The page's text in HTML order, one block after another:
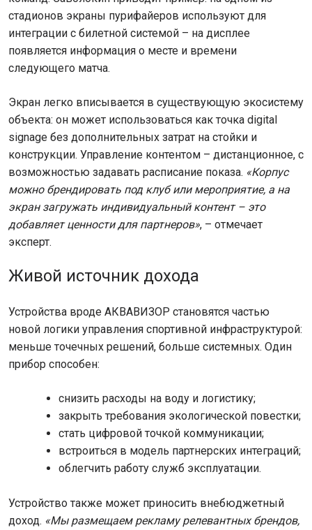
стадионов экраны пурифайеров используют для
интеграции с билетной системой – на дисплее
появляется информация о месте и времени
следующего матча.
Экран легко вписывается в существующую экосистему
объекта: он может использоваться как точка digital
signage без дополнительных затрат на стойки и
конструкции. Управление контентом – дистанционное, с
возможностью задавать расписание показа. «Корпус
можно брендировать под клуб или мероприятие, а на
экран загружать индивидуальный контент – это
добавляет ценности для партнеров», – отмечает
эксперт.
Живой источник дохода
Устройства вроде АКВАВИЗОР становятся частью
новой логики управления спортивной инфраструктурой:
меньше точечных решений, больше системных. Один
прибор способен:
снизить расходы на воду и логистику;
закрыть требования экологической повестки;
стать цифровой точкой коммуникации;
встроиться в модель партнерских интеграций;
облегчить работу служб эксплуатации.
Устройство также может приносить внебюджетный
доход. «Мы размещаем рекламу релевантных брендов,